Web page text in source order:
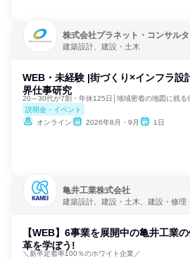
株式会社プラネット・コンサルタ
建築設計、建設・土木
WEB・未経験 |街づくり×インフラ設
界仕事研究
20～30代が7割・年休125日│地域密着の地図に残る
説明会・イベント
オンライン
2026年8月・9月 1日
亀井工業株式会社
建築設計、建設・土木、建設・修理
【WEB】6事業を展開中の亀井工業
革を学ぼう!
＼新卒定着率100％のホワイト企業／